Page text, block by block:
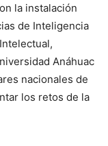
la instalación
de Inteligencia
Anáhuac
nacionales de
los retos de la